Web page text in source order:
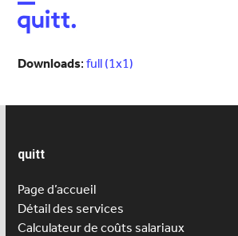
Open
mobile
menu
Close
mobile
menu
Downloads:full (1x1)
quitt
Page d’accueil
Détail des services
Calculateur de coûts salariaux